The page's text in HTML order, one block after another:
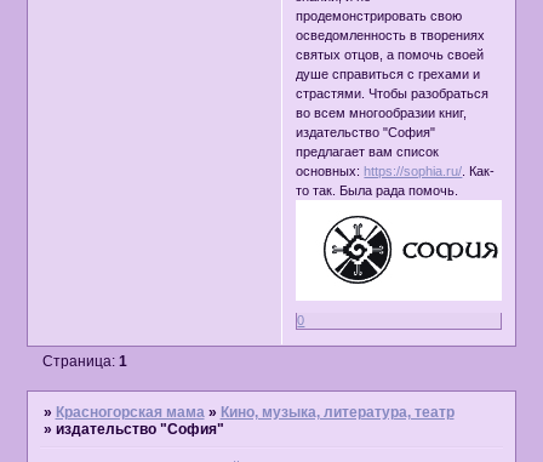
продемонстрировать свою
осведомленность в творениях
святых отцов, а помочь своей
душе справиться с грехами и
страстями. Чтобы разобраться
во всем многообразии книг,
издательство "София"
предлагает вам список
основных: https://sophia.ru/ . Как-
то так. Была рада помочь.
0
Страница: 1
» Красногорская мама » Кино, музыка, литература, театр
» издательство "София"